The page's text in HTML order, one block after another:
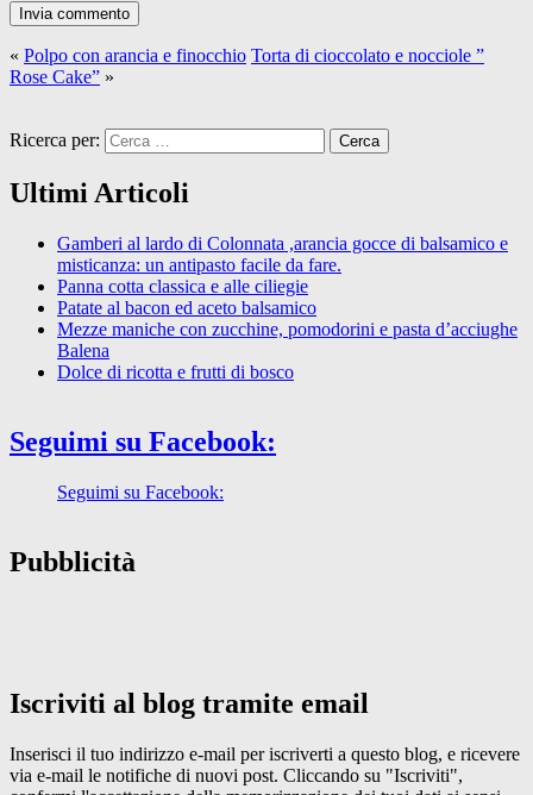
« Polpo con arancia e finocchio Torta di cioccolato e nocciole ”
Rose Cake” »
Ricerca per:
Ultimi Articoli
Gamberi al lardo di Colonnata ,arancia gocce di balsamico e
misticanza: un antipasto facile da fare.
Panna cotta classica e alle ciliegie
Patate al bacon ed aceto balsamico
Mezze maniche con zucchine, pomodorini e pasta d’acciughe
Balena
Dolce di ricotta e frutti di bosco
Seguimi su Facebook:
Seguimi su Facebook:
Pubblicità
Iscriviti al blog tramite email
Inserisci il tuo indirizzo e-mail per iscriverti a questo blog, e ricevere
via e-mail le notifiche di nuovi post. Cliccando su "Iscriviti",